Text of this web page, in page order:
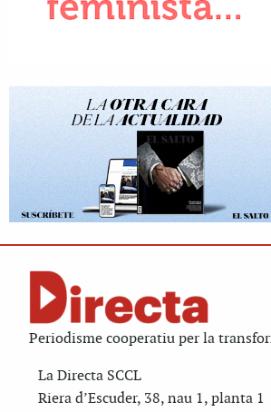
Periodisme cooperatiu per la
La Directa SCCL
Riera d’Escuder, 38, nau 1, planta 1